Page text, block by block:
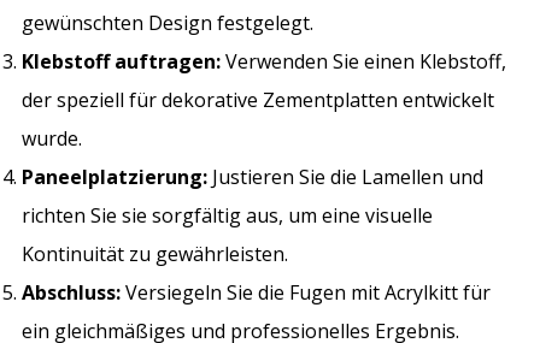
gewünschten Design festgelegt.
Klebstoff auftragen:Verwenden Sie einen Klebstoff,
der speziell für dekorative Zementplatten entwickelt
wurde.
Paneelplatzierung: Justieren Sie die Lamellen und
richten Sie sie sorgfältig aus, um eine visuelle
Kontinuität zu gewährleisten.
Abschluss:Versiegeln Sie die Fugen mit Acrylkitt für
ein gleichmäßiges und professionelles Ergebnis.